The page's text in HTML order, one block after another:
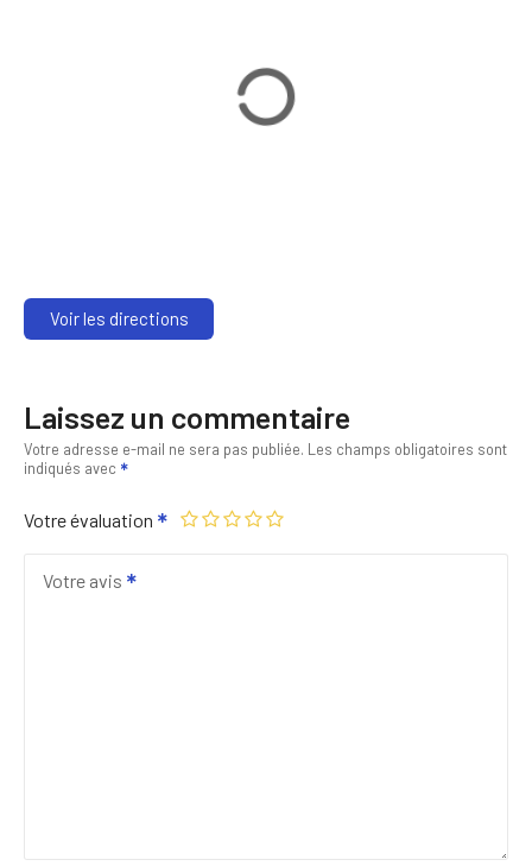
Voir les directions
Laissez un commentaire
Votre adresse e-mail ne sera pas publiée. Les champs obligatoires sont
indiqués avec
Votre évaluation
Votre avis